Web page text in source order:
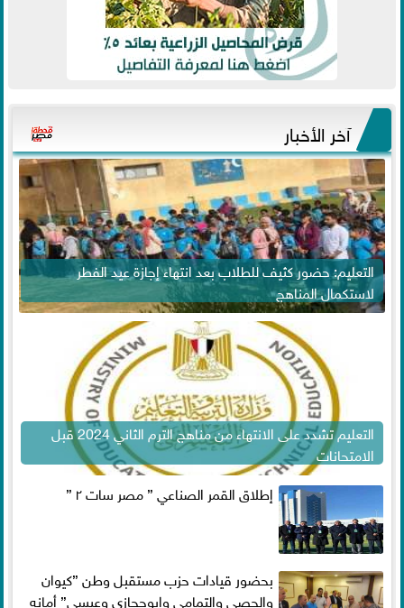
آخر الأخبار
التعليم: حضور كثيف للطلاب بعد انتهاء إجازة عيد الفطر
لاستكمال المناهج
التعليم تشدد على الانتهاء من مناهج الترم الثاني 2024 قبل
الامتحانات
إطلاق القمر الصناعي ” مصر سات ٢ ”
بحضور قيادات حزب مستقبل وطن ”كيوان
والحصي والتمامي وابوحجازي وعيسي” أمانه